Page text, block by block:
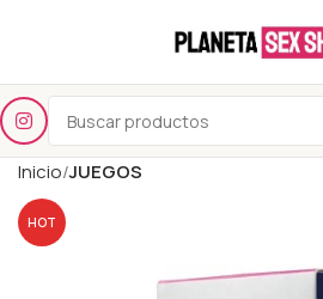
Inicio JUEGOS
HOT